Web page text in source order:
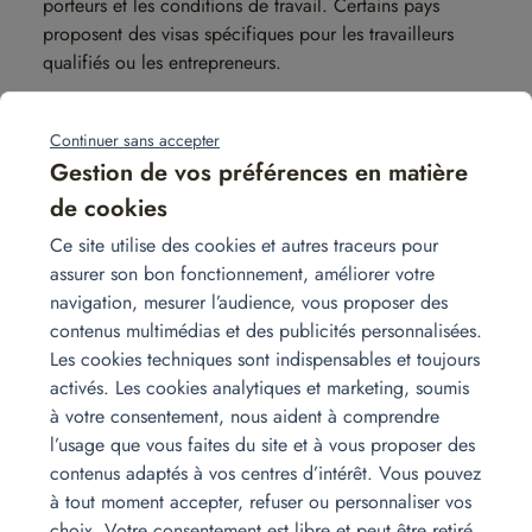
proposent des visas spécifiques pour les travailleurs
qualifiés ou les entrepreneurs.
Chaque pays dispose de sa propre politique migratoire,
parfois drastique. Les conditions d’entrée et de séjour
varient selon les pays et certains mêmes demandent des
visas spécifiques, des permis de travail ou des
assurances santé obligatoires. Vérifiez bien lesexigences
administrativespour éviter tout désagrément, certaines
démarches peuvent durer des mois. Pour ce faire, vous
pouvez vous rapprocher des agences de relocation, qui
vous aideront à mieux cerner les démarches dans
chaque pays.
Les meilleurs pays pour
Continuer sans accepter
Gestion de vos préférences en matière
de cookies
Ce site utilise des cookies et autres traceurs pour
assurer son bon fonctionnement, améliorer votre
navigation, mesurer l’audience, vous proposer des
contenus multimédias et des publicités personnalisées.
Les cookies techniques sont indispensables et toujours
activés. Les cookies analytiques et marketing, soumis
à votre consentement, nous aident à comprendre
l’usage que vous faites du site et à vous proposer des
contenus adaptés à vos centres d’intérêt. Vous pouvez
à tout moment accepter, refuser ou personnaliser vos